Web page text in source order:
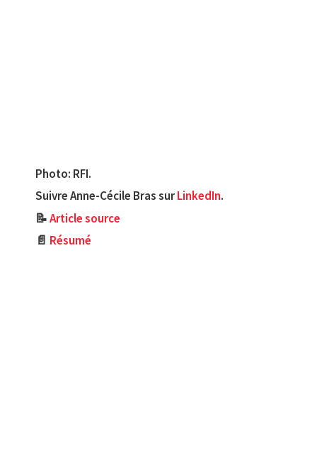
Photo: RFI.
Suivre Anne-Cécile Bras surLinkedIn.
📝Article source
📄 Résumé